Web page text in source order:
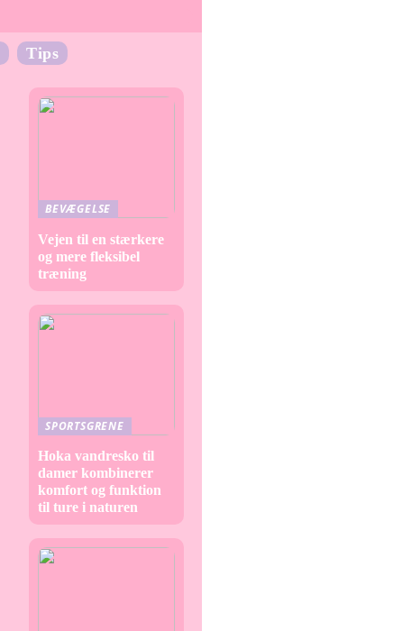
Tips
BEVÆGELSE
Vejen til en stærkere
og mere fleksibel
træning
SPORTSGRENE
Hoka vandresko til
damer kombinerer
komfort og funktion
til ture i naturen